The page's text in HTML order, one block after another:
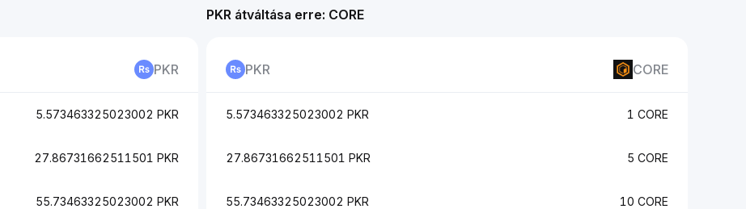
PKR
5.573463325023002 PKR
27.86731662511501 PKR
55.73463325023002 PKR
PKR átváltása erre: CORE
PKR CORE
5.573463325023002 PKR 1 CORE
27.86731662511501 PKR 5 CORE
55.73463325023002 PKR 10 CORE